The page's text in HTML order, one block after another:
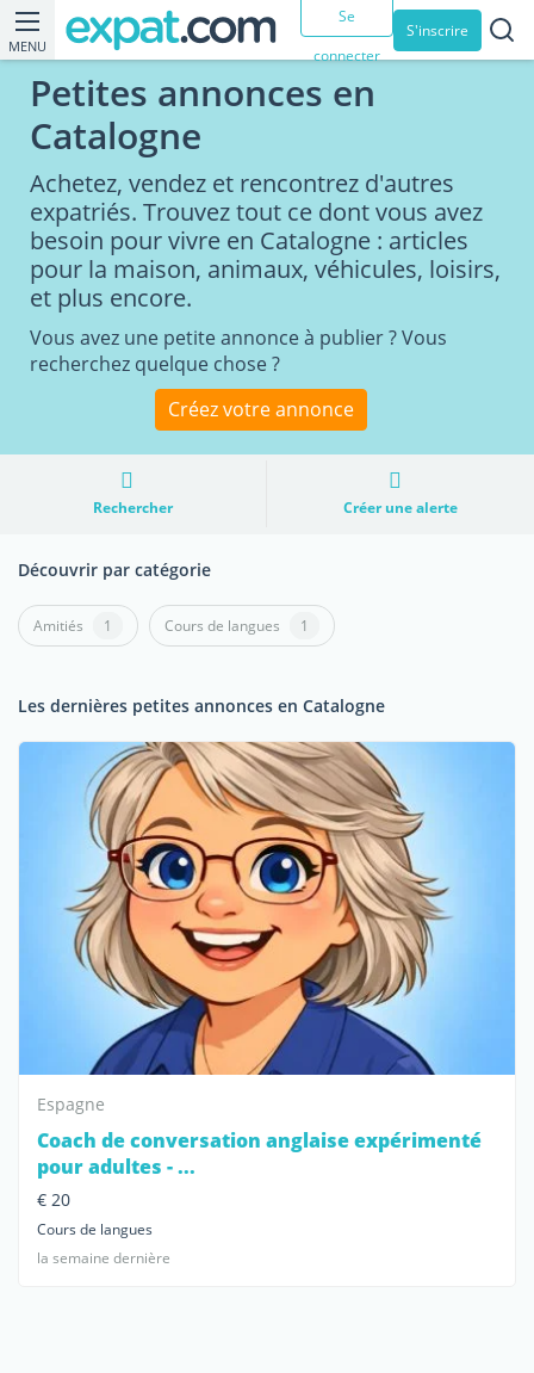
MENU
Se
connecter
S'inscrire
Petites annonces en
Catalogne
Achetez, vendez et rencontrez d'autres
expatriés. Trouvez tout ce dont vous avez
besoin pour vivre en Catalogne : articles
pour la maison, animaux, véhicules, loisirs,
et plus encore.
Vous avez une petite annonce à publier ? Vous
recherchez quelque chose ?
Créez votre annonce
Rechercher Créer une alerte
Découvrir par catégorie
Amitiés 1 Cours de langues 1
Les dernières petites annonces en Catalogne
Espagne
Coach de conversation anglaise expérimenté
pour adultes - ...
€ 20
Cours de langues
la semaine dernière